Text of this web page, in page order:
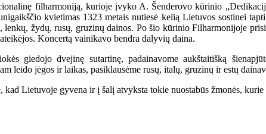
filharmoniją, kurioje įvyko A. Šenderovo kūrinio
kvietimas 1323 metais nutiesė kelią Lietuvos sostinei
žydų, rusų, gruzinų dainos. Po šio kūrinio Filharmonijoje
Koncertą vainikavo bendra dalyvių daina.
giedojo dvejinę sutartinę, padainavome aukštaitišką
leido jėgos ir laikas, pasiklausėme rusų, italų, gruzinų ir estų
Lietuvoje gyvena ir į šalį atvyksta tokie nuostabūs žmonės,